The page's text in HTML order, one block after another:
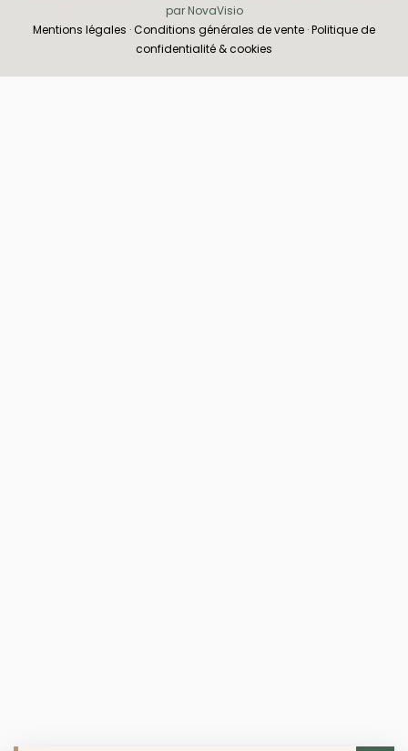
par NovaVisio
Mentions légales ·Conditions générales de vente ·Politique de
confidentialité & cookies